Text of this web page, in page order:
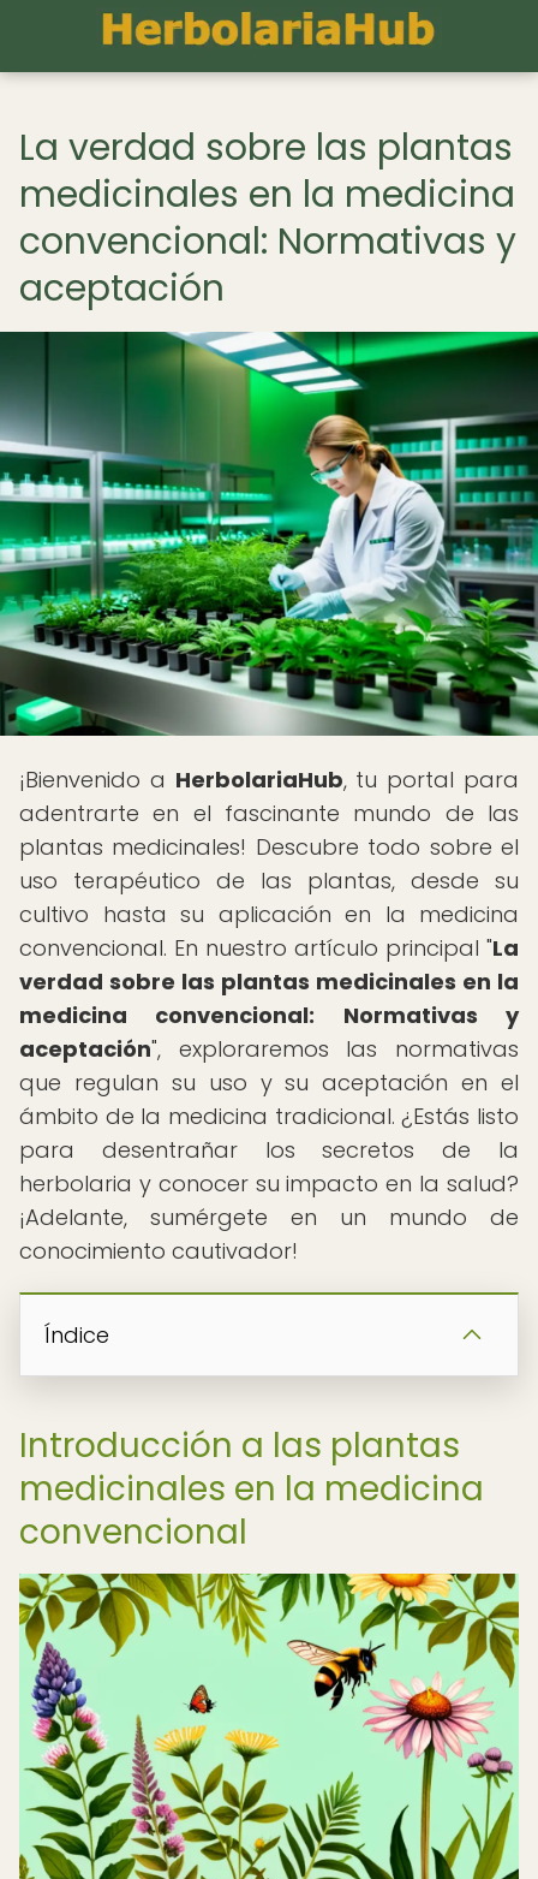
La verdad sobre las plantas
medicinales en la medicina
convencional: Normativas y
aceptación
¡Bienvenido a HerbolariaHub, tu portal para
adentrarte en el fascinante mundo de las
plantas medicinales! Descubre todo sobre el
uso terapéutico de las plantas, desde su
cultivo hasta su aplicación en la medicina
convencional. En nuestro artículo principal "La
verdad sobre las plantas medicinales en la
medicina convencional: Normativas y
aceptación", exploraremos las normativas
que regulan su uso y su aceptación en el
ámbito de la medicina tradicional. ¿Estás listo
para desentrañar los secretos de la
herbolaria y conocer su impacto en la salud?
¡Adelante, sumérgete en un mundo de
conocimiento cautivador!
Índice
Introducción a las plantas
medicinales en la medicina
convencional